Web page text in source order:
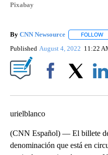
Pixabay
By CNN Newsource FOLLOW
Published August 4, 2022 11:22
urielblanco
(CNN Español) — El billete de
denominación que está en